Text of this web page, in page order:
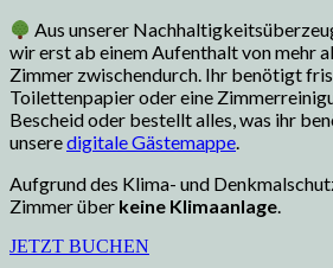
Aus unserer
wir erst ab einem Aufenthalt von mehr
Zimmer zwischendurch. Ihr benötigt
Toilettenpapier oder eine
Bescheid oder bestellt alles, was ihr
unseredigitale Gästemappe.
Aufgrund des Klima- und
Zimmer über keine Klimaanlage.
JETZT BUCHEN